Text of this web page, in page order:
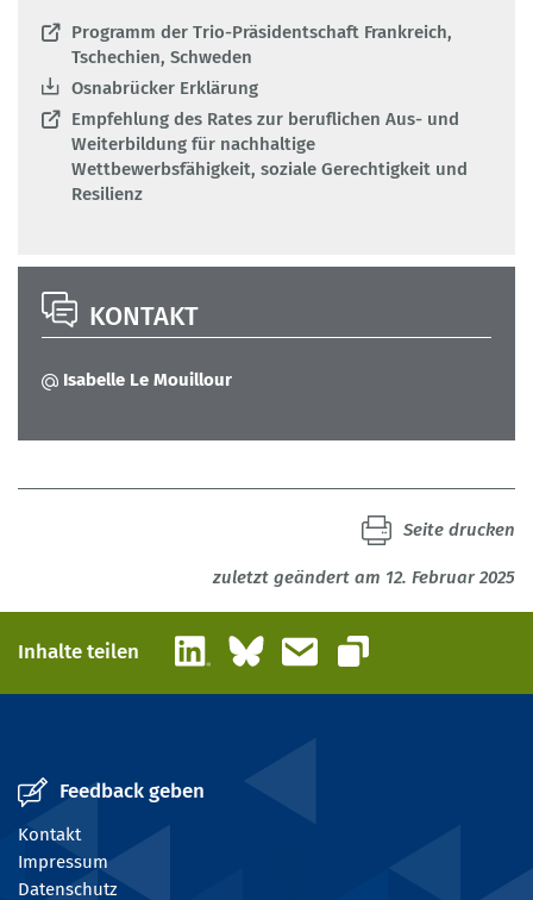
Programm der Trio-Präsidentschaft Frankreich,
Tschechien, Schweden
Osnabrücker Erklärung
Empfehlung des Rates zur beruflichen Aus- und
Weiterbildung für nachhaltige
Wettbewerbsfähigkeit, soziale Gerechtigkeit und
Resilienz
KONTAKT
Isabelle Le Mouillour
zuletzt geändert am 12. Februar 2025
Seite drucken
Inhalte teilen LinkedInBlueskyE-Mail
Link kopieren
Feedback geben
Kontakt
Impressum
Datenschutz